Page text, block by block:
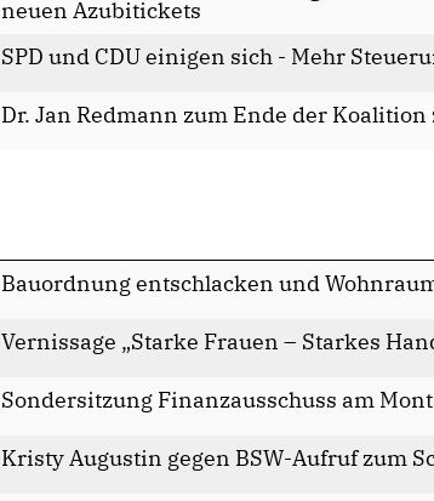
neuen Azubitickets
SPD und CDU einigen sich - Mehr
Dr. Jan Redmann zum Ende der Koalition
Bauordnung entschlacken und
Vernissage „Starke Frauen – Starkes
Sondersitzung Finanzausschuss am
Kristy Augustin gegen BSW-Aufruf zum